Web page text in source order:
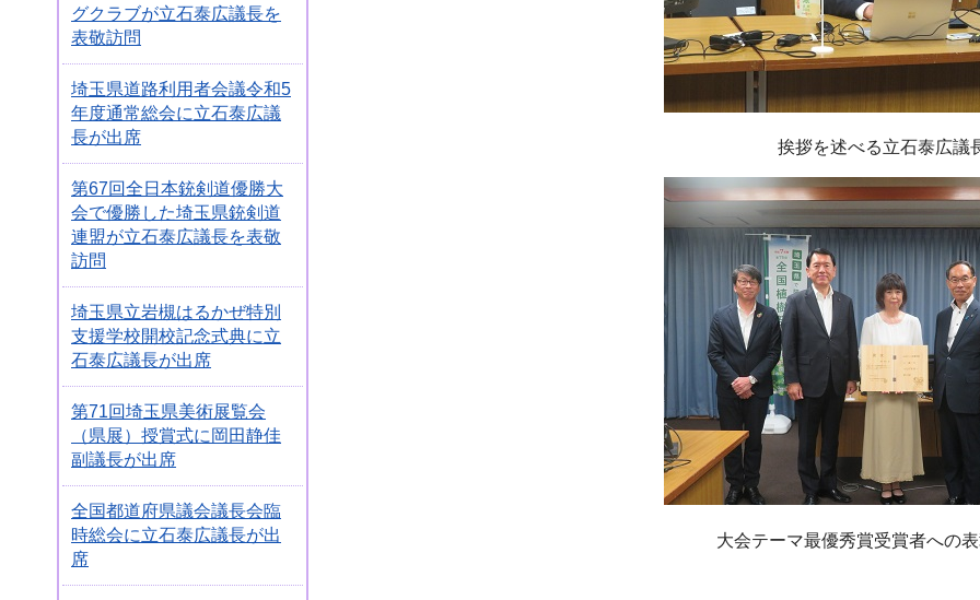
グクラブが立石泰広議長を
表敬訪問
埼玉県道路利用者会議令和5
年度通常総会に立石泰広議
長が出席
第67回全日本銃剣道優勝大
会で優勝した埼玉県銃剣道
連盟が立石泰広議長を表敬
訪問
埼玉県立岩槻はるかぜ特別
支援学校開校記念式典に立
石泰広議長が出席
第71回埼玉県美術展覧会
（県展）授賞式に岡田静佳
副議長が出席
全国都道府県議会議長会臨
時総会に立石泰広議長が出
席
挨拶を述べる立石泰広議
大会テーマ最優秀賞受賞者への